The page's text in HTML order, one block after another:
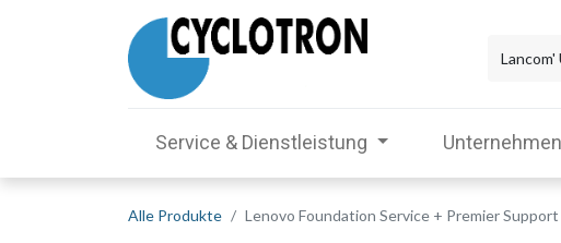
Service & Dienstleistung Unternehmen
Alle Produkte Lenovo Foundation Service + Premier